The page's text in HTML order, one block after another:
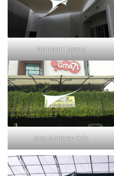
Membran Layang
Atap Membran Cafe